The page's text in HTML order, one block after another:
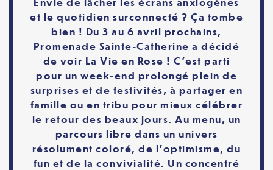
et le quotidien surconnecté ? Ça tombe
bien ! Du 3 au 6 avril prochains,
Promenade Sainte-Catherine a décidé
de voir La Vie en Rose ! C’est parti
pour un week-end prolongé plein de
surprises et de festivités, à partager en
famille ou en tribu pour mieux célébrer
le retour des beaux jours. Au menu, un
parcours libre dans un univers
résolument coloré, de l’optimisme, du
fun et de la convivialité. Un concentré